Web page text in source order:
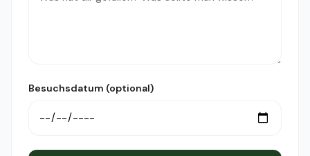
Besuchsdatum (optional)